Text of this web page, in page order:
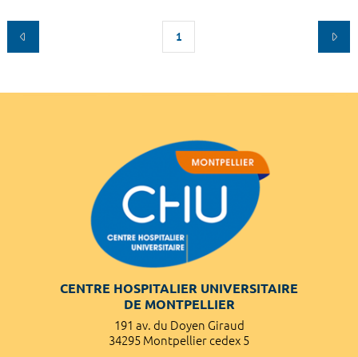
1
CENTRE HOSPITALIER UNIVERSITAIRE
DE MONTPELLIER
191 av. du Doyen Giraud
34295 Montpellier cedex 5